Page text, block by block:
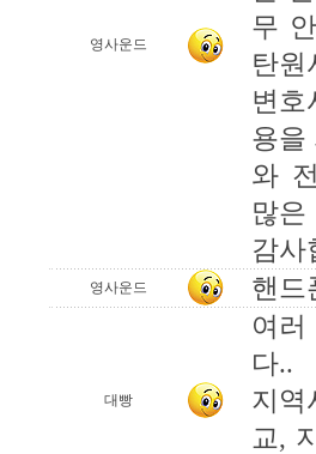
영사운드
무
탄원
변호
용을
와
많
감사
영사운드 핸드
대빵
여
다..
지
교,